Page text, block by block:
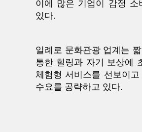
이에 많은 기업이 감정 소
있다.
일례로 문화관광 업계는
통한 힐링과 자기 보상에
체험형 서비스를 선보이
수요를 공략하고 있다.